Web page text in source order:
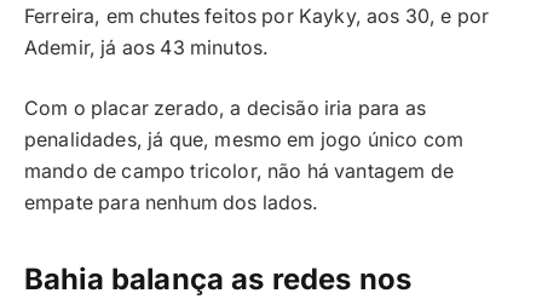
Ferreira, em chutes feitos por Kayky, aos 30, e por
Ademir, já aos 43 minutos.
Com o placar zerado, a decisão iria para as
penalidades, já que, mesmo em jogo único com
mando de campo tricolor, não há vantagem de
empate para nenhum dos lados.
Bahia balança as redes nos